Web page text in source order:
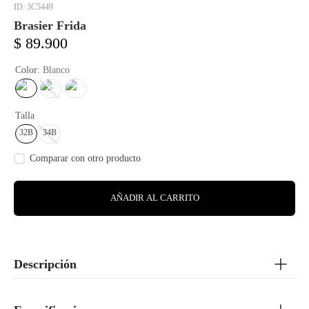
: 3C5449
Brasier Frida
$ 89.900
Color: Blanco
Talla
32B 34B
AÑADIR AL CARRITO
Descripción